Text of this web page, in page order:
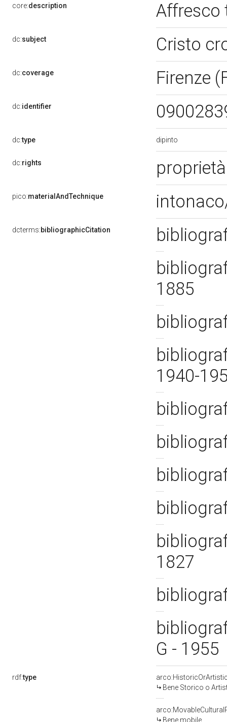
core:description
dc:subject Cristo
dc:coverage Firenze
dc:identifier
dc:type dipinto
dc:rights
pico:materialAndTechnique
dcterms:bibliographicCitation
1885
1940-
1827
G - 1955
rdf:type
Bene Storico o
Bene mobile